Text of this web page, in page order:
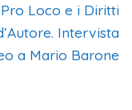
Loco e i Diritti
Intervista
a Mario Barone